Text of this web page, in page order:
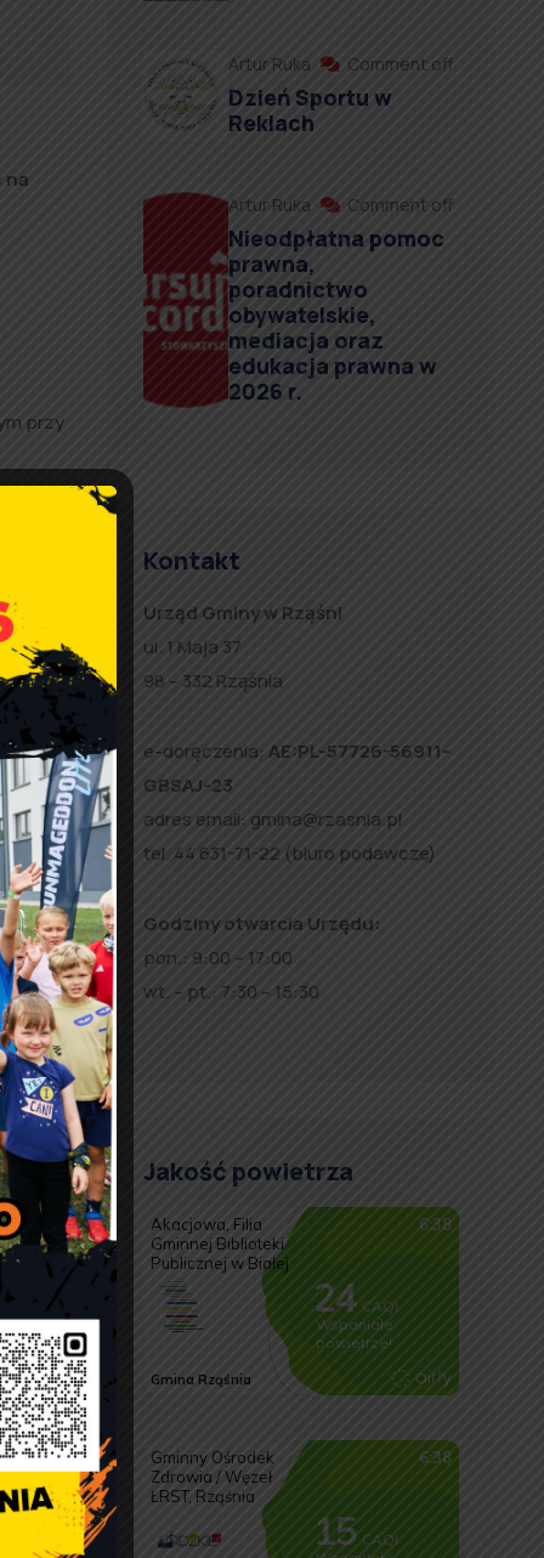
na
przy
Artur Ruka Comment off
Dzień Sportu w
Reklach
Artur Ruka Comment off
Nieodpłatna pomoc
prawna,
poradnictwo
obywatelskie,
mediacja oraz
edukacja prawna w
2026 r.
Kontakt
Urząd Gminy w Rząśni
ul. 1 Maja 37
98 – 332 Rząśnia
e-doręczenia: AE:PL-57726-56911-
GBSAJ-23
adres email: gmina@rzasnia.pl
tel. 44 631-71-22 (biuro podawcze)
Godziny otwarcia Urzędu:
pon.: 9:00 – 17:00
wt. – pt.: 7:30 – 15:30
Jakość powietrza